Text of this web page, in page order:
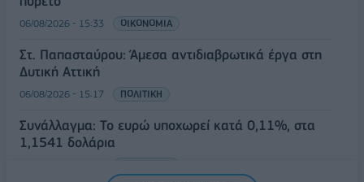
06/08/2026 - 15:33 ΟΙΚΟΝΟΜΙΑ
Στ. Παπασταύρου: Άμεσα αντιδιαβρωτικά έργα στη
Δυτική Αττική
06/08/2026 - 15:17 ΠΟΛΙΤΙΚΗ
Συνάλλαγμα: Το ευρώ υποχωρεί κατά 0,11%, στα
1,1541 δολάρια